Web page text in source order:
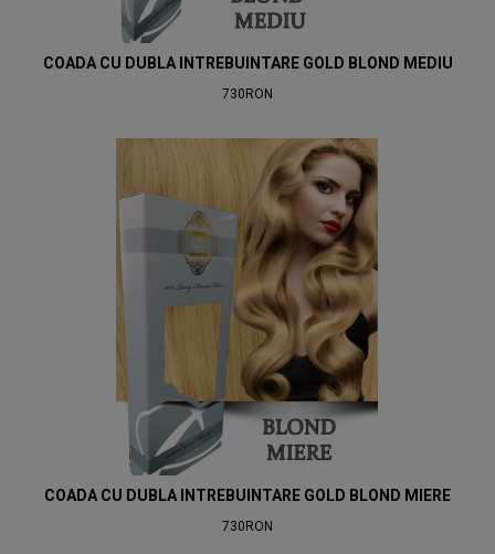
COADA CU DUBLA INTREBUINTARE GOLD BLOND MEDIU
730RON
COADA CU DUBLA INTREBUINTARE GOLD BLOND MIERE
730RON